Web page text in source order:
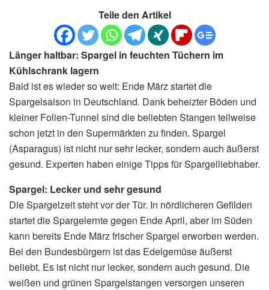
Teile den Artikel
Länger haltbar: Spargel in feuchten Tüchern im
Kühlschrank lagern
Bald ist es wieder so weit: Ende März startet die
Spargelsaison in Deutschland. Dank beheizter Böden und
kleiner Folien-Tunnel sind die beliebten Stangen teilweise
schon jetzt in den Supermärkten zu finden. Spargel
(Asparagus) ist nicht nur sehr lecker, sondern auch äußerst
gesund. Experten haben einige Tipps für Spargelliebhaber.
Spargel: Lecker und sehr gesund
Die Spargelzeit steht vor der Tür. In nördlicheren Gefilden
startet die Spargelernte gegen Ende April, aber im Süden
kann bereits Ende März frischer Spargel erworben werden.
Bei den Bundesbürgern ist das Edelgemüse äußerst
beliebt. Es ist nicht nur lecker, sondern auch gesund. Die
weißen und grünen Spargelstangen versorgen unseren